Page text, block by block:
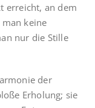
erreicht, an dem
keine
nur die Stille
der
Erholung; sie